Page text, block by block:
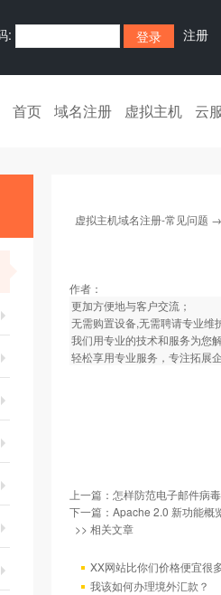
: 注册
首页 域名注册 虚拟主机 云
虚拟主机域名注册-常见问题
作者：
更加方便地与客户交流；
无需购置设备,无需聘请专业维
我们用专业的技术和服务为您
轻松享用专业服务，专注拓展
上一篇： 怎样防范电子邮件病
下一篇： Apache 2.0 新功能概
>> 相关文章
XX网站比你们价格便宜很
我该如何办理境外汇款？